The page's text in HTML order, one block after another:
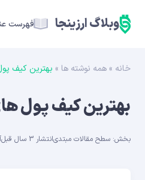
وبلاگ ارزینجا فهرست
خانه » همه نوشته ها » بهترین کیف
بهترین کیف پول
بخش: سطح مقالات مبتدیانتشار 3 سال قبل